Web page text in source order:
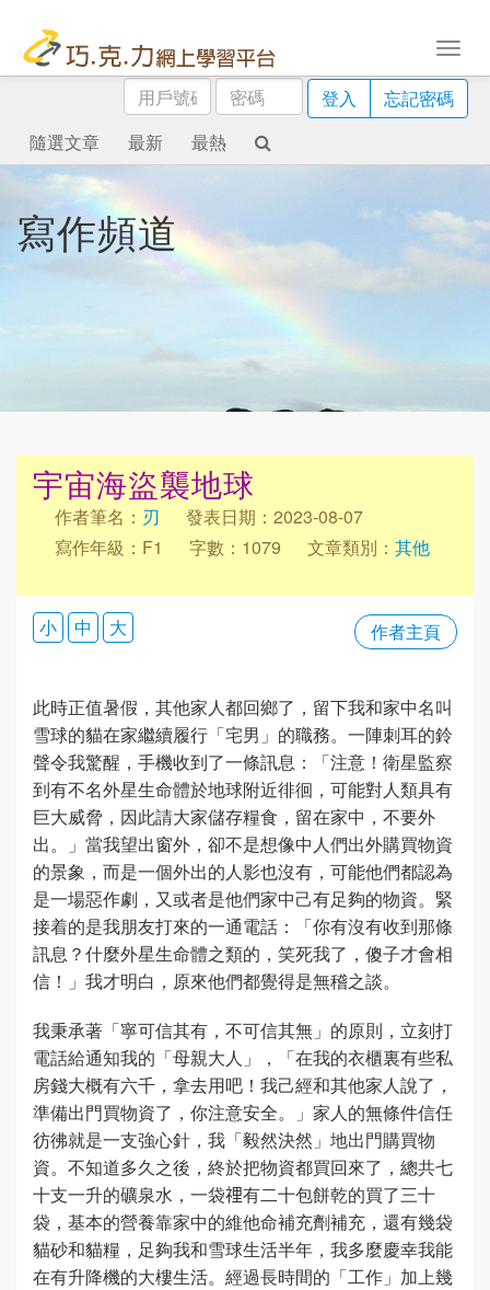
用
戶
號
碼
密
碼
登入
忘記密碼
隨選文章
最新 最熱
寫作頻道
宇宙海盜襲地球
作者筆名： 刃
發表日期：2023-08-07
寫作年級：F1
字數：1079 文章類別： 其他
作者主頁
小 中 大
此時正值暑假，其他家人都回鄉了，留下我和家中名叫
雪球的貓在家繼續履行「宅男」的職務。一陣刺耳的鈴
聲令我驚醒，手機收到了一條訊息：「注意！衛星監察
到有不名外星生命體於地球附近徘徊，可能對人類具有
巨大威脅，因此請大家儲存糧食，留在家中，不要外
出。」當我望出窗外，卻不是想像中人們出外購買物資
的景象，而是一個外出的人影也沒有，可能他們都認為
是一場惡作劇，又或者是他們家中己有足夠的物資。緊
接着的是我朋友打來的一通電話：「你有沒有收到那條
訊息？什麼外星生命體之類的，笑死我了，傻子才會相
信！」我才明白，原來他們都覺得是無稽之談。
我秉承著「寧可信其有，不可信其無」的原則，立刻打
電話給通知我的「母親大人」，「在我的衣櫃裏有些私
房錢大概有六千，拿去用吧！我己經和其他家人說了，
準備出門買物資了，你注意安全。」家人的無條件信任
彷彿就是一支強心針，我「毅然決然」地出門購買物
資。不知道多久之後，終於把物資都買回來了，總共七
十支一升的礦泉水，一袋𥚃有二十包餅乾的買了三十
袋，基本的營養靠家中的維他命補充劑補充，還有幾袋
貓砂和貓糧，足夠我和雪球生活半年，我多麼慶幸我能
在有升降機的大樓生活。經過長時間的「工作」加上幾